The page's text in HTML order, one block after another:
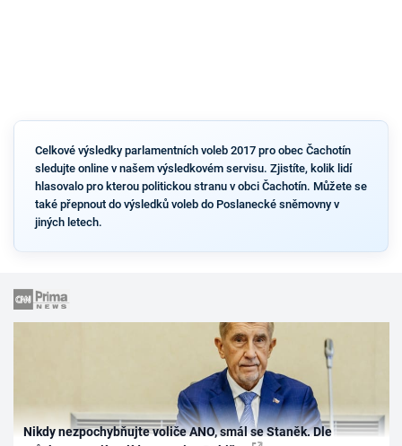
Celkové výsledky parlamentních voleb 2017 pro obec Čachotín
sledujte online v našem výsledkovém servisu. Zjistíte, kolik lidí
hlasovalo pro kterou politickou stranu v obci Čachotín. Můžete se
také přepnout do výsledků voleb do Poslanecké sněmovny v
jiných letech.
Nikdy nezpochybňujte voliče ANO, smál se Staněk. Dle